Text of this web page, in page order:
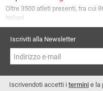
Oltre 3500 atleti presenti, tra cui
italiani
Iscriviti alla Newsletter
Iscrivendoti accetti i termini e la